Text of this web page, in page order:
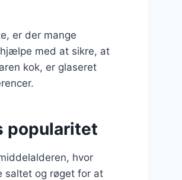
er der mange
med at sikre, at
kok, er glaseret
popularitet
hvor
saltet og røget for at